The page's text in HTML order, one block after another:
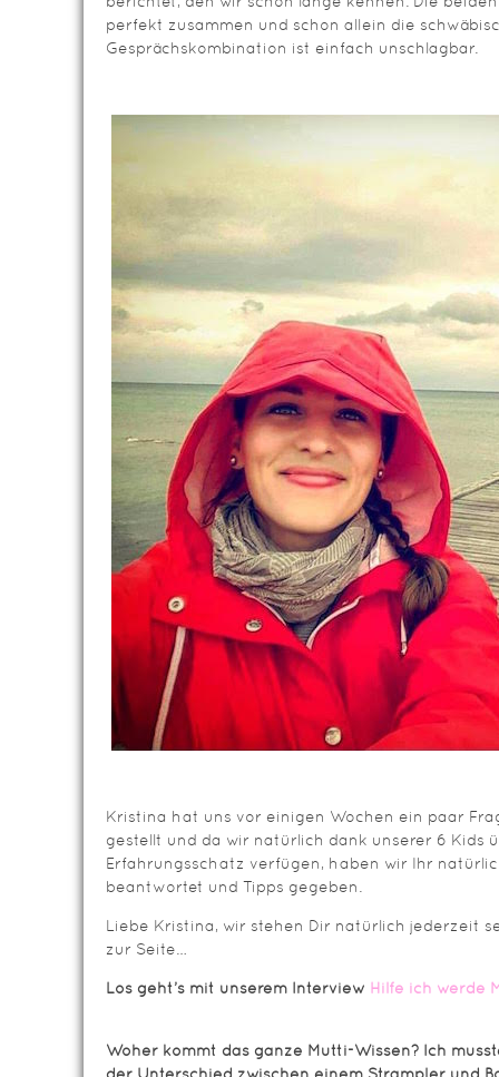
perfekt zusammen und schon allein die
Gesprächskombination ist einfach unschlagbar.
Kristina hat uns vor einigen Wochen ein paar
gestellt und da wir natürlich dank unserer 6 Kids
Erfahrungsschatz verfügen, haben wir Ihr
beantwortet und Tipps gegeben.
Liebe Kristina, wir stehen Dir natürlich jederzeit
zur Seite…
Los geht’s mit unserem Interview Hilfe ich werde
Woher kommt das ganze Mutti-Wissen? Ich